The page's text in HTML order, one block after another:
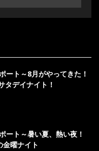
ート～8月がやってきた！
タデイナイト！
ート～暑い夏、熱い夜！
金曜ナイト